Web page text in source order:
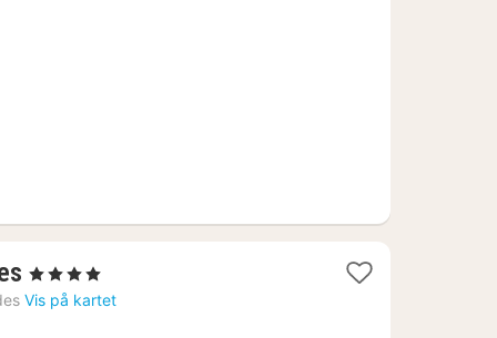
1
natt
, 4 Stjerner
Vis på kartet